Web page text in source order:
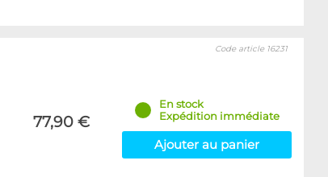
77,90 €
Code article 16231
En stock
Expédition immédiate
Ajouter au panier